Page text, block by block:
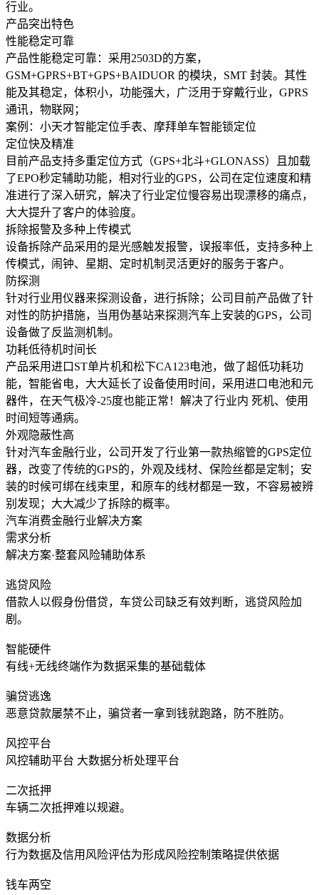
行业。
产品突出特色
性能稳定可靠
产品性能稳定可靠：采用2503D的方案，
GSM+GPRS+BT+GPS+BAIDUOR 的模块，SMT 封装。其性
能及其稳定，体积小，功能强大，广泛用于穿戴行业，GPRS
通讯，物联网；
案例：小天才智能定位手表、摩拜单车智能锁定位
定位快及精准
目前产品支持多重定位方式（GPS+北斗+GLONASS）且加载
了EPO秒定辅助功能，相对行业的GPS，公司在定位速度和精
准进行了深入研究，解决了行业定位慢容易出现漂移的痛点，
大大提升了客户的体验度。
拆除报警及多种上传模式
设备拆除产品采用的是光感触发报警，误报率低，支持多种上
传模式，闹钟、星期、定时机制灵活更好的服务于客户。
防探测
针对行业用仪器来探测设备，进行拆除；公司目前产品做了针
对性的防护措施，当用伪基站来探测汽车上安装的GPS，公司
设备做了反监测机制。
功耗低待机时间长
产品采用进口ST单片机和松下CA123电池，做了超低功耗功
能，智能省电，大大延长了设备使用时间，采用进口电池和元
器件，在天气极冷-25度也能正常！解决了行业内 死机、使用
时间短等通病。
外观隐蔽性高
针对汽车金融行业，公司开发了行业第一款热缩管的GPS定位
器，改变了传统的GPS的，外观及线材、保险丝都是定制；安
装的时候可绑在线束里，和原车的线材都是一致，不容易被辨
别发现；大大减少了拆除的概率。
汽车消费金融行业解决方案
需求分析
解决方案·整套风险辅助体系
逃贷风险
借款人以假身份借贷，车贷公司缺乏有效判断，逃贷风险加
剧。
智能硬件
有线+无线终端作为数据采集的基础载体
骗贷逃逸
恶意贷款屡禁不止，骗贷者一拿到钱就跑路，防不胜防。
风控平台
风控辅助平台 大数据分析处理平台
二次抵押
车辆二次抵押难以规避。
数据分析
行为数据及信用风险评估为形成风险控制策略提供依据
钱车两空